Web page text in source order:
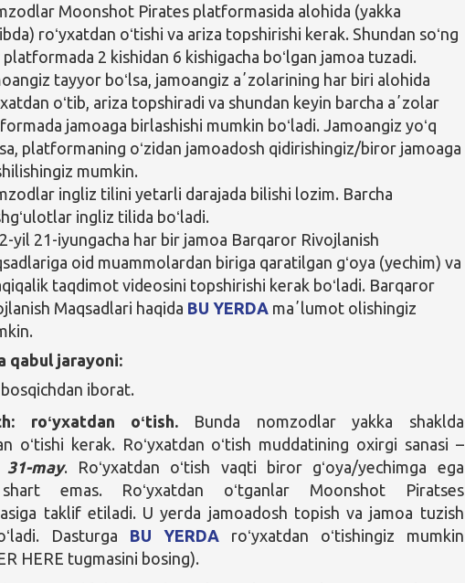
Moonshot Pirates platformasida alohida (yakka
roʻyxatdan oʻtishi va ariza topshirishi kerak. Shundan soʻng
2 kishidan 6 kishigacha boʻlgan jamoa tuzadi.
tayyor boʻlsa, jamoangiz aʼzolarining har biri alohida
oʻtib, ariza topshiradi va shundan keyin barcha aʼzolar
jamoaga birlashishi mumkin boʻladi. Jamoangiz yoʻq
platformaning oʻzidan jamoadosh qidirishingiz/biror jamoaga
mumkin.
ingliz tilini yetarli darajada bilishi lozim. Barcha
ingliz tilida boʻladi.
yil 21-iyungacha har bir jamoa Barqaror Rivojlanish
oid muammolardan biriga qaratilgan gʻoya (yechim) va
taqdimot videosini topshirishi kerak boʻladi. Barqaror
Maqsadlari haqida BU YERDA maʼlumot olishingiz
qabul jarayoni:
iborat.
roʻyxatdan oʻtish. Bunda nomzodlar yakka shaklda
oʻtishi kerak. Roʻyxatdan oʻtish muddatining oxirgi sanasi –
may. Roʻyxatdan oʻtish vaqti biror gʻoya/yechimga ega
emas. Roʻyxatdan oʻtganlar Moonshot Piratses
taklif etiladi. U yerda jamoadosh topish va jamoa tuzish
Dasturga BU YERDA roʻyxatdan oʻtishingiz mumkin
HERE tugmasini bosing).